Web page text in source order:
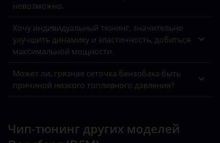
невозможно.
Хочу индивидуальный тюнинг, значительно
улучшить динамику и эластичность, добиться
максимальной мощности.
Может ли, грязная сеточка бензобака быть
причиной низкого топливного давления?
Чип-тюнинг других моделей